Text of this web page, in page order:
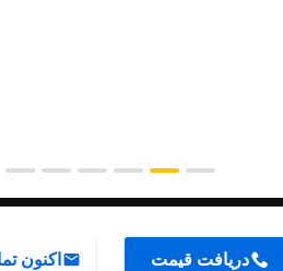
دریافت قیمت اکنون